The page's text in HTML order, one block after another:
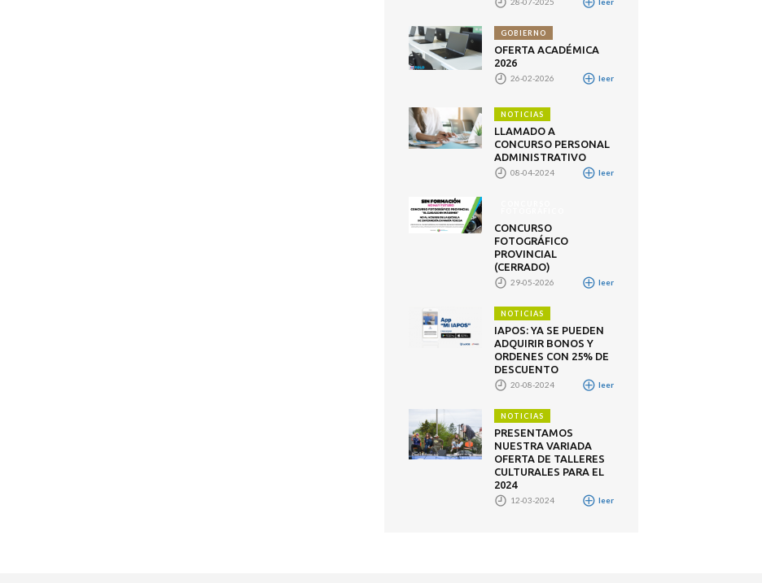
GOBIERNO
OFERTA ACADÉMICA
2026
26-02-2026 leer
NOTICIAS
LLAMADO A
CONCURSO PERSONAL
ADMINISTRATIVO
08-04-2024 leer
CONCURSO
FOTOGRÁFICO
PROVINCIAL
(CERRADO)
29-05-2026 leer
NOTICIAS
IAPOS: YA SE PUEDEN
ADQUIRIR BONOS Y
ORDENES CON 25% DE
DESCUENTO
20-08-2024 leer
NOTICIAS
PRESENTAMOS
NUESTRA VARIADA
OFERTA DE TALLERES
CULTURALES PARA EL
2024
12-03-2024 leer